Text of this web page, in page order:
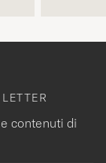
contenuti di